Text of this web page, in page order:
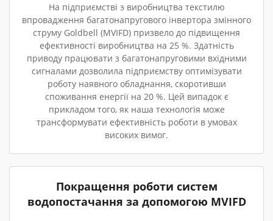
На підприємстві з виробництва текстилю
впровадження багатонапругового інвертора змінного
струму Goldbell (MVIFD) призвело до підвищення
ефективності виробництва на 25 %. Здатність
приводу працювати з багатонапруговими вхідними
сигналами дозволила підприємству оптимізувати
роботу наявного обладнання, скоротивши
споживання енергії на 20 %. Цей випадок є
прикладом того, як наша технологія може
трансформувати ефективність роботи в умовах
високих вимог.
Покращення роботи систем
водопостачання за допомогою MVIFD